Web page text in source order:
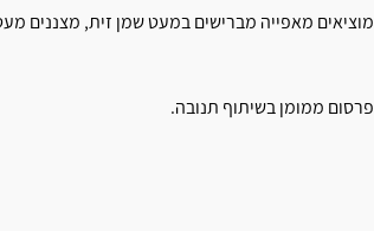
מוציאים מאפייה מברישים במעט שמן זית, מצננים
פרסום ממומן בשיתוף תנובה.